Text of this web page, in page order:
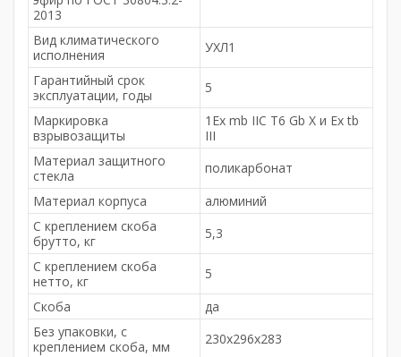
2013
Вид климатического
исполнения
УХЛ1
Гарантийный срок
эксплуатации, годы
5
Маркировка
взрывозащиты
1Ex mb IIC T6 Gb X и Ex tb
III
Материал защитного
стекла
поликарбонат
Материал корпуса
алюминий
С креплением скоба
брутто, кг
5,3
С креплением скоба
нетто, кг
5
Скоба
да
Без упаковки, с
креплением скоба, мм
230х296х283